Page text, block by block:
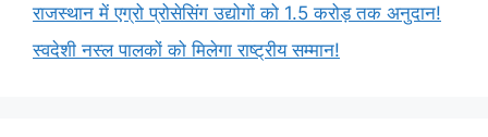
राजस्थान में एग्रो प्रोसेसिंग उद्योगों को 1.5 करोड़ तक अनुदान!
स्वदेशी नस्ल पालकों को मिलेगा राष्ट्रीय सम्मान!